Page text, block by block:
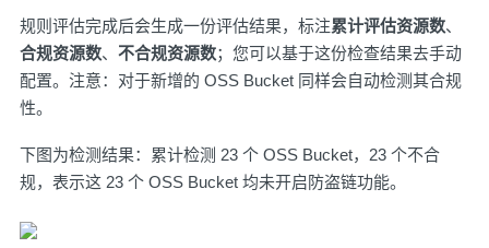
规则评估完成后会生成一份评估结果，标注累计评估资源数、
合规资源数、 不合规资源数；您可以基于这份检查结果去手动
配置。注意：对于新增的 OSS Bucket 同样会自动检测其合规
性。
下图为检测结果：累计检测 23 个 OSS Bucket，23 个不合
规，表示这 23 个 OSS Bucket 均未开启防盗链功能。